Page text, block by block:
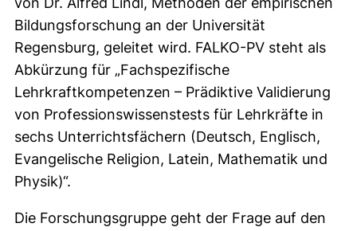
Bildungsforschung an der Universität
Regensburg, geleitet wird. FALKO-PV steht als
Abkürzung für „Fachspezifische
Lehrkraftkompetenzen – Prädiktive Validierung
von Professionswissenstests für Lehrkräfte in
sechs Unterrichtsfächern (Deutsch, Englisch,
Evangelische Religion, Latein, Mathematik und
Physik)“.
Die Forschungsgruppe geht der Frage auf den